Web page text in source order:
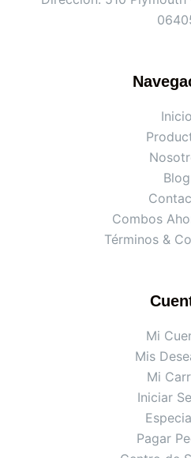
Inicio
Blog
Combos
Términos &
Mi
Mis
Mi
Iniciar
Pagar